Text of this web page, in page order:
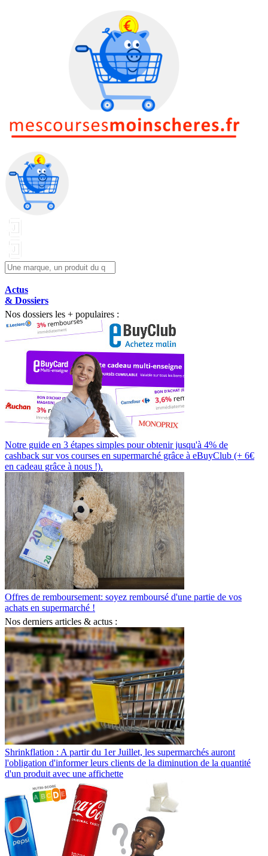
Actus
& Dossiers
Nos dossiers les + populaires :
Notre guide en 3 étapes simples pour obtenir jusqu'à 4% de
cashback sur vos courses en supermarché grâce à eBuyClub (+ 6€
en cadeau grâce à nous !).
Offres de remboursement: soyez remboursé d'une partie de vos
achats en supermarché !
Nos derniers articles & actus :
Shrinkflation : A partir du 1er Juillet, les supermarchés auront
l'obligation d'informer leurs clients de la diminution de la quantité
d'un produit avec une affichette